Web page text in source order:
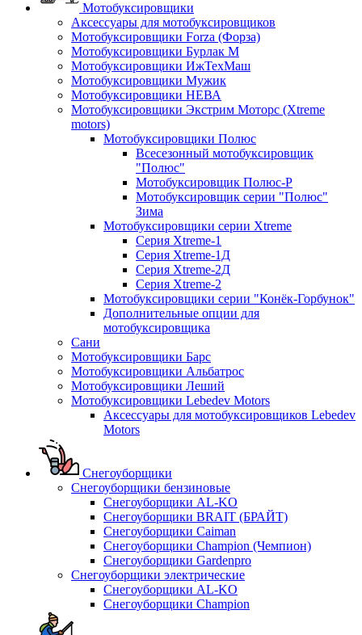
Мотобуксировщики
Аксессуары для мотобуксировщиков
Мотобуксировщики Forza (Форза)
Мотобуксировщики Бурлак М
Мотобуксировщики ИжТехМаш
Мотобуксировщики Мужик
Мотобуксировщики НЕВА
Мотобуксировщики Экстрим Моторс (Xtreme
motors)
Мотобуксировщики Полюс
Всесезонный мотобуксировщик
"Полюс"
Мотобуксировщик Полюс-Р
Мотобуксировщик серии "Полюс"
Зима
Мотобуксировщики серии Xtreme
Серия Xtreme-1
Серия Xtreme-1Д
Серия Xtreme-2Д
Серия Xtreme-2
Мотобуксировщики серии "Конёк-Горбунок"
Дополнительные опции для
мотобуксировщика
Сани
Мотобуксировщики Барс
Мотобуксировщики Альбатрос
Мотобуксировщики Леший
Мотобуксировщики Lebedev Motors
Аксессуары для мотобуксировщиков Lebedev
Motors
Снегоуборщики
Снегоуборщики бензиновые
Снегоуборщики AL-KO
Снегоуборщики BRAIT (БРАЙТ)
Снегоуборщики Caiman
Снегоуборщики Champion (Чемпион)
Снегоуборщики Gardenpro
Снегоуборщики электрические
Снегоуборщики AL-KO
Снегоуборщики Champion